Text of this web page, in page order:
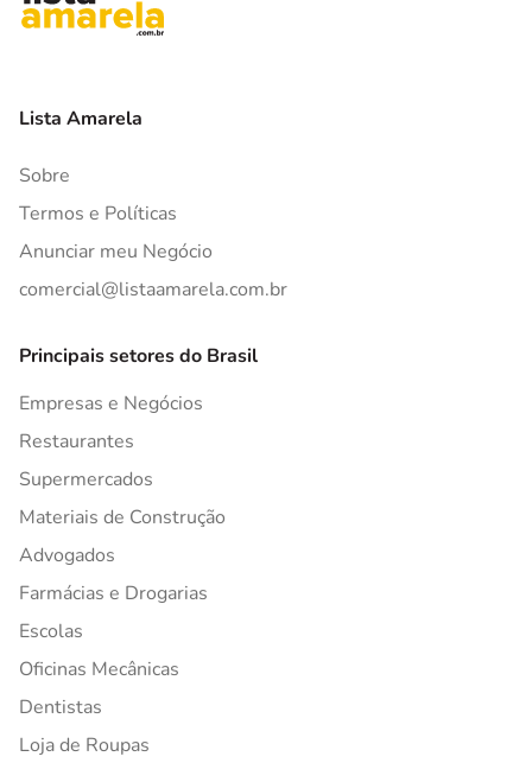
Lista Amarela
Sobre
Termos e Políticas
Anunciar meu Negócio
comercial@listaamarela.com.br
Principais setores do Brasil
Empresas e Negócios
Restaurantes
Supermercados
Materiais de Construção
Advogados
Farmácias e Drogarias
Escolas
Oficinas Mecânicas
Dentistas
Loja de Roupas